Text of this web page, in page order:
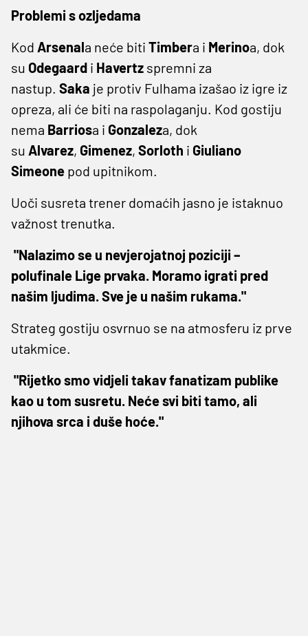
Problemi s ozljedama
Kod Arsenala neće biti Timbera i Merinoa, dok
su Odegaard i Havertz spremni za
nastup. Saka je protiv Fulhama izašao iz igre iz
opreza, ali će biti na raspolaganju. Kod gostiju
nema Barriosa i Gonzaleza, dok
su Alvarez, Gimenez, Sorloth i Giuliano
Simeone pod upitnikom.
Uoči susreta trener domaćih jasno je istaknuo
važnost trenutka.
"Nalazimo se u nevjerojatnoj poziciji –
polufinale Lige prvaka. Moramo igrati pred
našim ljudima. Sve je u našim rukama."
Strateg gostiju osvrnuo se na atmosferu iz prve
utakmice.
"Rijetko smo vidjeli takav fanatizam publike
kao u tom susretu. Neće svi biti tamo, ali
njihova srca i duše hoće."